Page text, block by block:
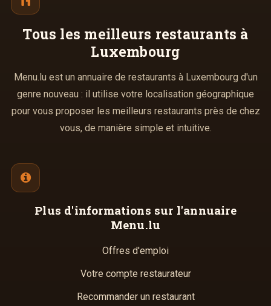
Tous les meilleurs restaurants à
Luxembourg
Menu.lu est un annuaire de restaurants à Luxembourg d'un
genre nouveau : il utilise votre localisation géographique
pour vous proposer les meilleurs restaurants près de chez
vous, de manière simple et intuitive.
Plus d'informations sur l'annuaire
Menu.lu
Offres d'emploi
Votre compte restaurateur
Recommander un restaurant